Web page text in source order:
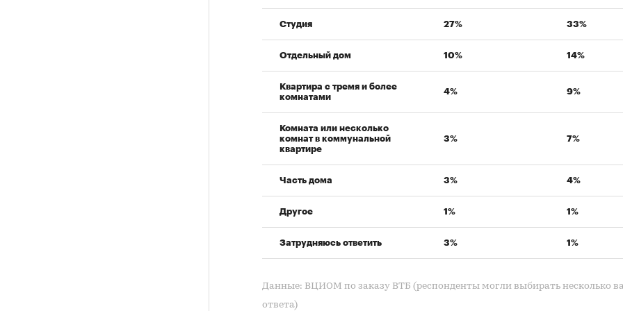
Студия 27% 33%
Отдельный дом 10% 14%
Квартира с тремя и более
комнатами
4% 9%
Комната или несколько
комнат в коммунальной
квартире
3% 7%
Часть дома 3% 4%
Другое 1% 1%
Затрудняюсь ответить 3% 1%
Данные: ВЦИОМ по заказу ВТБ (респонденты могли выбирать несколько
ответа)